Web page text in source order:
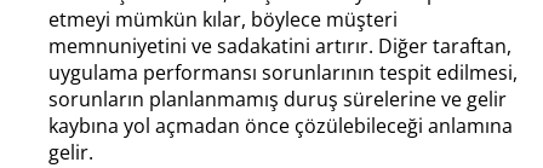
etmeyi mümkün kılar, böylece müşteri
memnuniyetini ve sadakatini artırır. Diğer taraftan,
uygulama performansı sorunlarının tespit edilmesi,
sorunların planlanmamış duruş sürelerine ve gelir
kaybına yol açmadan önce çözülebileceği anlamına
gelir.